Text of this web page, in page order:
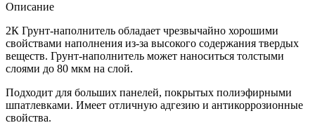
Описание
2К Грунт-наполнитель обладает чрезвычайно хорошими
свойствами наполнения из-за высокого содержания твердых
веществ. Грунт-наполнитель может наноситься толстыми
слоями до 80 мкм на слой.
Подходит для больших панелей, покрытых полиэфирными
шпатлевками. Имеет отличную адгезию и антикоррозионные
свойства.